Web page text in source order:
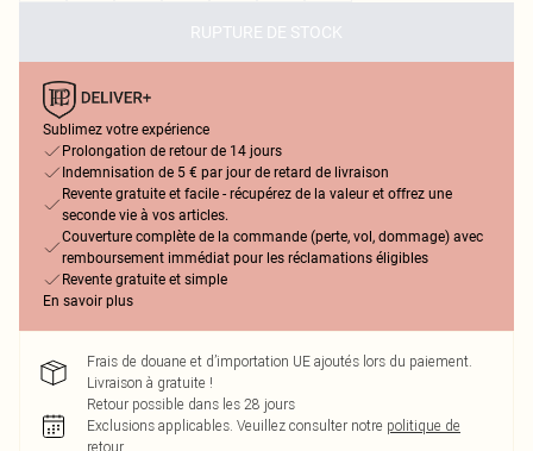
RUPTURE DE STOCK
Sublimez votre expérience
Prolongation de retour de 14 jours
Indemnisation de 5 € par jour de retard de livraison
Revente gratuite et facile - récupérez de la valeur et offrez une
seconde vie à vos articles.
Couverture complète de la commande (perte, vol, dommage) avec
remboursement immédiat pour les réclamations éligibles
Revente gratuite et simple
En savoir plus
Frais de douane et d’importation UE ajoutés lors du paiement.
Livraison à gratuite !
Retour possible dans les 28 jours
Exclusions applicables. Veuillez consulter notre politique de
retour